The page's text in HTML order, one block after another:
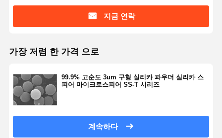
실리카 미소구체 화장품
용융 실리카 분말
나노 실리카 분말
지금 연락
가장 저렴 한 가격 으로
99.9% 고순도 3um 구형 실리카 파우더 실리카 스
피어 마이크로스피어 SS-T 시리즈
계속하다